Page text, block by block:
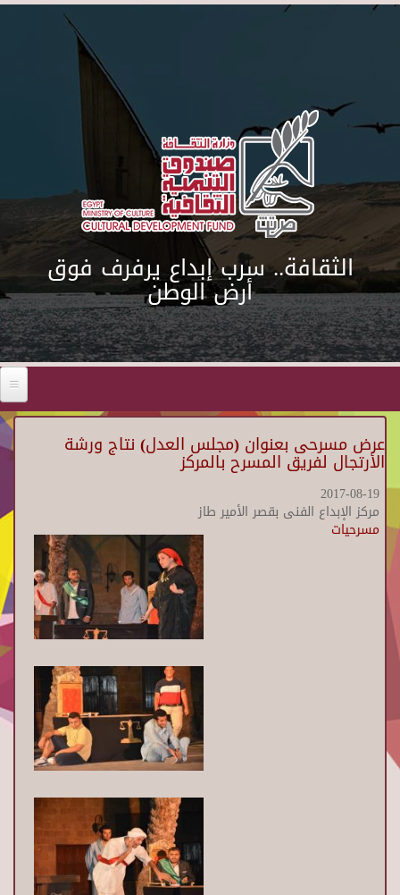
Skip to main content
الثقافة.. سرب إبداع يرفرف فوق
أرض الوطن
عرض مسرحى بعنوان (مجلس العدل) نتاج ورشة
الأرتجال لفريق المسرح بالمركز
2017-08-19
مركز الإبداع الفنى بقصر الأمير طاز
مسرحيات